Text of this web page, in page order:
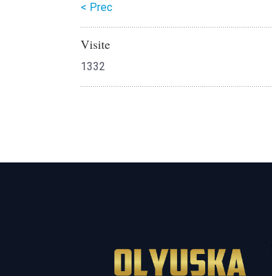
< Prec
Visite
1332